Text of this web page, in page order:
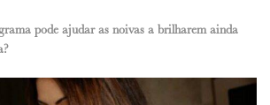
pode ajudar as noivas a brilharem ainda